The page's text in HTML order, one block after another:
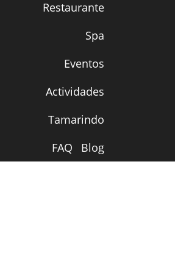
Restaurante
Spa
Eventos
Actividades
Tamarindo
FAQ
Blog